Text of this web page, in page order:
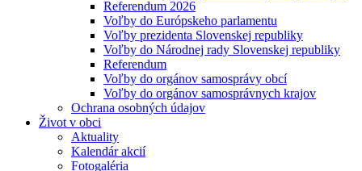
Referendum 2026
Voľby do Európskeho parlamentu
Voľby prezidenta Slovenskej republiky
Voľby do Národnej rady Slovenskej republiky
Referendum
Voľby do orgánov samosprávy obcí
Voľby do orgánov samosprávnych krajov
Ochrana osobných údajov
Život v obci
Aktuality
Kalendár akcií
Fotogaléria